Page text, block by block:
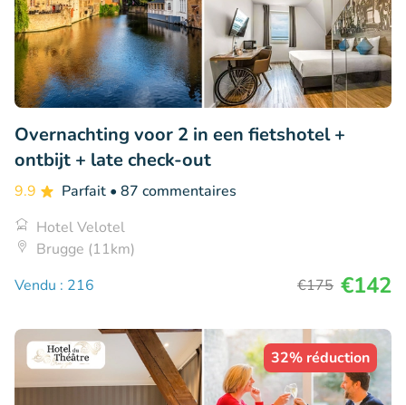
Overnachting voor 2 in een fietshotel +
ontbijt + late check-out
9.9 Parfait • 87 commentaires
Hotel Velotel
Brugge (11km)
Vendu : 216
€175 €142
32% réduction